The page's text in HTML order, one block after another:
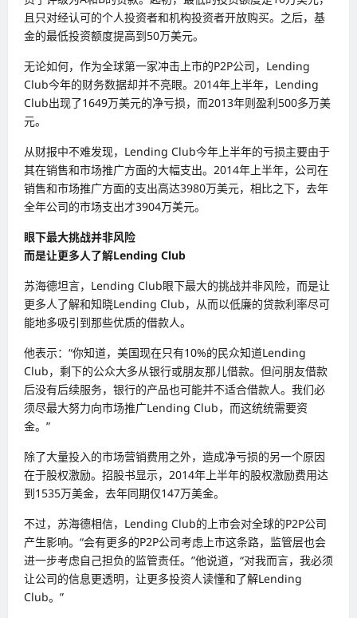
且只对经认可的个人投资者和机构投资者开放购买。之后，基
金的最低投资额度提高到50万美元。
无论如何，作为全球第一家冲击上市的P2P公司，Lending
Club今年的财务数据却并不亮眼。2014年上半年，Lending
Club出现了1649万美元的净亏损，而2013年则盈利500多万美
元。
从财报中不难发现，Lending Club今年上半年的亏损主要由于
其在销售和市场推广方面的大幅支出。2014年上半年，公司在
销售和市场推广方面的支出高达3980万美元，相比之下，去年
全年公司的市场支出才3904万美元。
眼下最大挑战并非风险
而是让更多人了解Lending Club
苏海德坦言，Lending Club眼下最大的挑战并非风险，而是让
更多人了解和知晓Lending Club，从而以低廉的贷款利率尽可
能地多吸引到那些优质的借款人。
他表示：“你知道，美国现在只有10%的民众知道Lending
Club，剩下的公众大多从银行或朋友那儿借款。但问朋友借款
后没有后续服务，银行的产品也可能并不适合借款人。我们必
须尽最大努力向市场推广Lending Club，而这统统需要资
金。”
除了大量投入的市场营销费用之外，造成净亏损的另一个原因
在于股权激励。招股书显示，2014年上半年的股权激励费用达
到1535万美金，去年同期仅147万美金。
不过，苏海德相信，Lending Club的上市会对全球的P2P公司
产生影响。“会有更多的P2P公司考虑上市这条路，监管层也会
进一步考虑自己担负的监管责任。”他说道，“对我而言，我必须
让公司的信息更透明，让更多投资人读懂和了解Lending
Club。”